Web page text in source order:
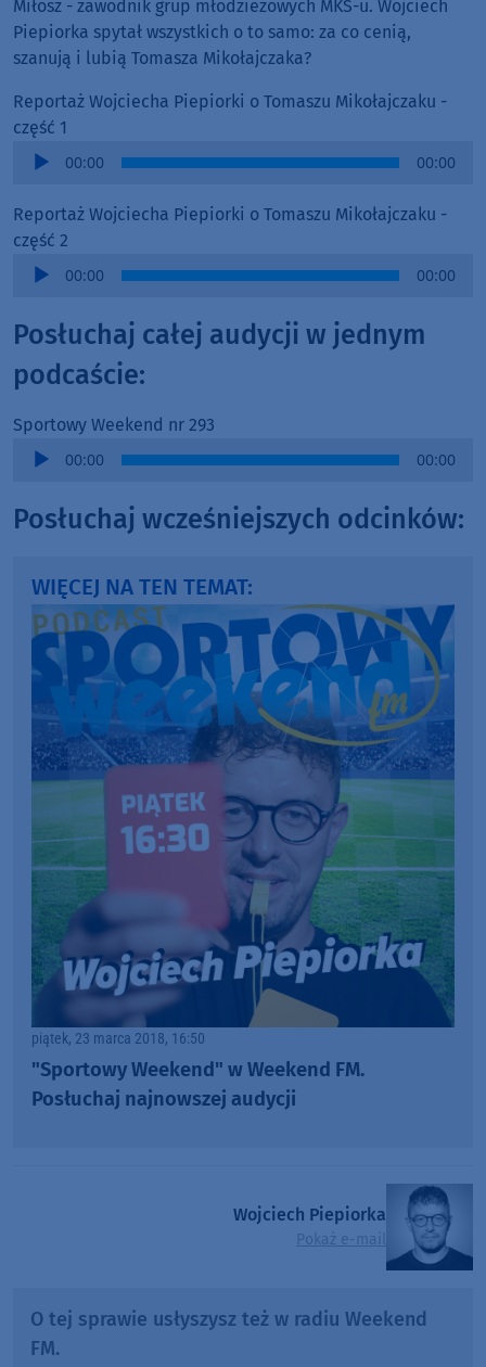
Miłosz - zawodnik grup młodzieżowych MKS-u. Wojciech
Piepiorka spytał wszystkich o to samo: za co cenią,
szanują i lubią Tomasza Mikołajczaka?
Reportaż Wojciecha Piepiorki o Tomaszu Mikołajczaku -
część 1
Audio
00:00 00:00
Reportaż Wojciecha Piepiorki o Tomaszu Mikołajczaku -
część 2
Audio
00:00 00:00
Posłuchaj całej audycji w jednym
podcaście:
Sportowy Weekend nr 293
Audio
00:00 00:00
Posłuchaj wcześniejszych odcinków:
WIĘCEJ NA TEN TEMAT:
piątek, 23 marca 2018, 16:50
"Sportowy Weekend" w Weekend FM.
Posłuchaj najnowszej audycji
Wojciech Piepiorka
Pokaż e-mail
O tej sprawie usłyszysz też w radiu Weekend
FM.